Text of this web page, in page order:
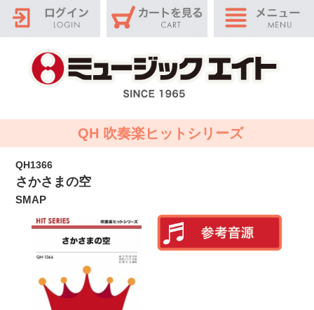
QH 吹奏楽ヒットシリーズ
QH1366
さかさまの空
SMAP